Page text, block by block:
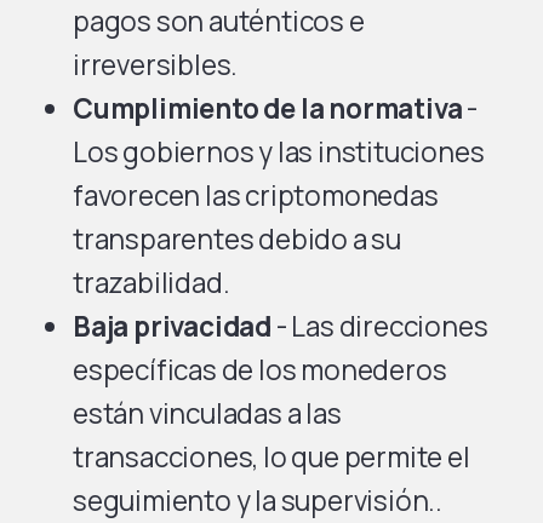
pagos son auténticos e
irreversibles.
Cumplimiento de la normativa-
Los gobiernos y las instituciones
favorecen las criptomonedas
transparentes debido a su
trazabilidad.
Baja privacidad- Las direcciones
específicas de los monederos
están vinculadas a las
transacciones, lo que permite el
seguimiento y la supervisión..